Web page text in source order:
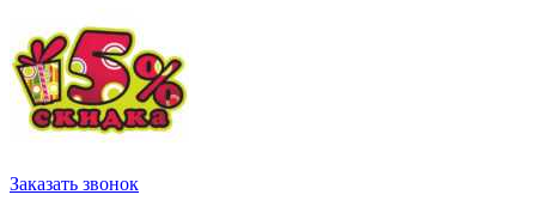
Заказать звонок